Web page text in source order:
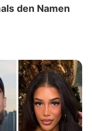
den Namen